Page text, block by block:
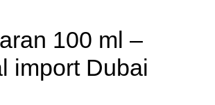
100 ml –
import Dubai